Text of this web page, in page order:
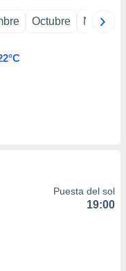
Octubre
Puesta del sol
19:00